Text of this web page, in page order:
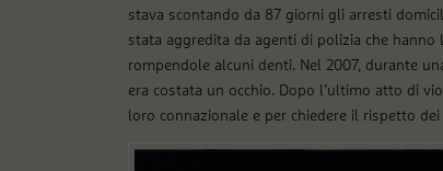
stava scontando da 87 giorni gli arresti
stata aggredita da agenti di polizia che
rompendole alcuni denti. Nel 2007, durante
era costata un occhio. Dopo l’ultimo atto di
loro connazionale e per chiedere il rispetto